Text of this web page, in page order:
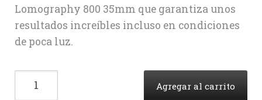
Lomography 800 35mm que garantiza unos
resultados increíbles incluso en condiciones
de poca luz.
Agregar al carrito